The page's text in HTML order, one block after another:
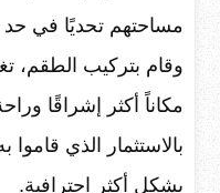
مساحتهم تحديًا في حد
وقام بتركيب الطقم،
مكاناً أكثر إشراقًا
بالاستثمار الذي
بشكل أكثر احترافية.